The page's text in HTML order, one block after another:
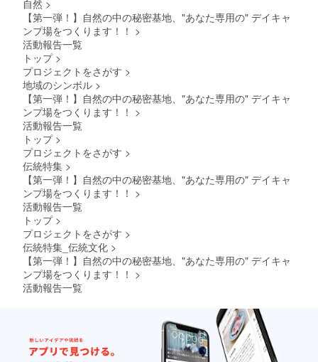
6月1
自にて
ご負担
の際は
駐車場
ウド
規定や
にてご
案内さ
せてい
ただき
ます。
自然 >
【第一弾！】自然の中の秘密基地、"あなた専用の" デイキャ
ンプ場をつくります！！ >
活動報告一覧
トップ >
プロジェクトをさがす >
地域のシンボル >
【第一弾！】自然の中の秘密基地、"あなた専用の" デイキャ
ンプ場をつくります！！ >
活動報告一覧
トップ >
プロジェクトをさがす >
伝統特集 >
【第一弾！】自然の中の秘密基地、"あなた専用の" デイキャ
ンプ場をつくります！！ >
活動報告一覧
トップ >
プロジェクトをさがす >
伝統特集_伝統文化 >
【第一弾！】自然の中の秘密基地、"あなた専用の" デイキャ
ンプ場をつくります！！ >
活動報告一覧